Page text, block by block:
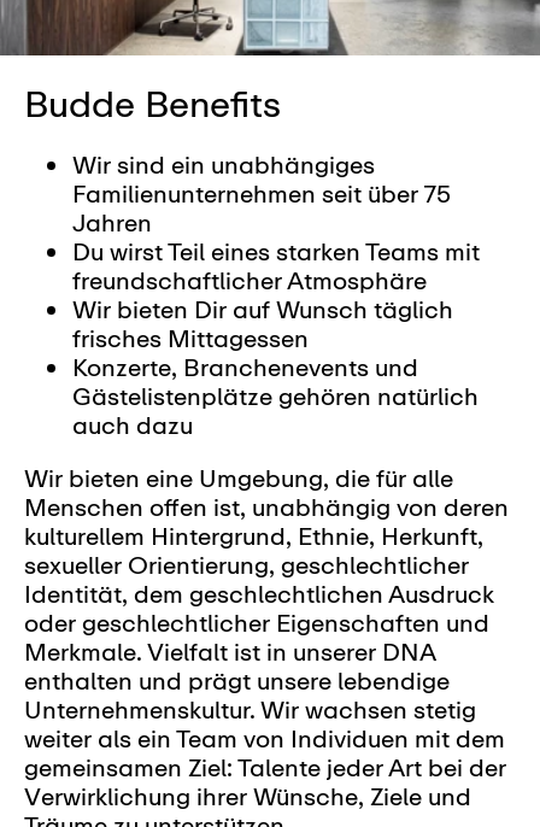
Budde Benefits
Wir sind ein unabhängiges
Familienunternehmen seit über 75
Jahren
Du wirst Teil eines starken Teams mit
freundschaftlicher Atmosphäre
Wir bieten Dir auf Wunsch täglich
frisches Mittagessen
Konzerte, Branchenevents und
Gästelistenplätze gehören natürlich
auch dazu
Wir bieten eine Umgebung, die für alle
Menschen offen ist, unabhängig von deren
kulturellem Hintergrund, Ethnie, Herkunft,
sexueller Orientierung, geschlechtlicher
Identität, dem geschlechtlichen Ausdruck
oder geschlechtlicher Eigenschaften und
Merkmale. Vielfalt ist in unserer DNA
enthalten und prägt unsere lebendige
Unternehmenskultur. Wir wachsen stetig
weiter als ein Team von Individuen mit dem
gemeinsamen Ziel: Talente jeder Art bei der
Verwirklichung ihrer Wünsche, Ziele und